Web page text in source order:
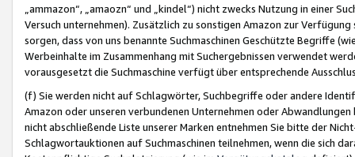
„ammazon“, „amaozn“ und „kindel“) nicht zwecks Nutzung in einer
Versuch unternehmen). Zusätzlich zu sonstigen Amazon zur
sorgen, dass von uns benannte Suchmaschinen Geschützte Begriffe
Werbeinhalte im Zusammenhang mit Suchergebnissen verwendet
vorausgesetzt die Suchmaschine verfügt über entsprechende
(f) Sie werden nicht auf Schlagwörter, Suchbegriffe oder andere
Amazon oder unseren verbundenen Unternehmen oder
nicht abschließende Liste unserer Marken entnehmen Sie bitte der
Schlagwortauktionen auf Suchmaschinen teilnehmen, wenn die sich